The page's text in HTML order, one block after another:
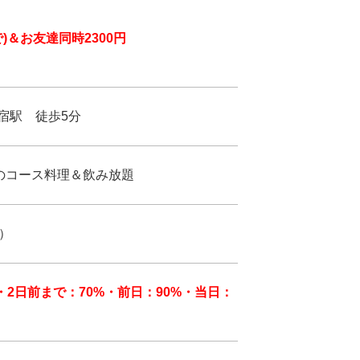
＆お友達同時2300円
駅 徒歩5分
ース料理＆飲み放題
2日前まで：70%・前日：90%・当日：